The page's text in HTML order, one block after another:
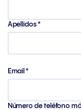
Apellidos*
Email *
Número de teléfono